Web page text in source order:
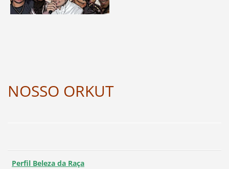
NOSSO ORKUT
Perfil Beleza da Raça